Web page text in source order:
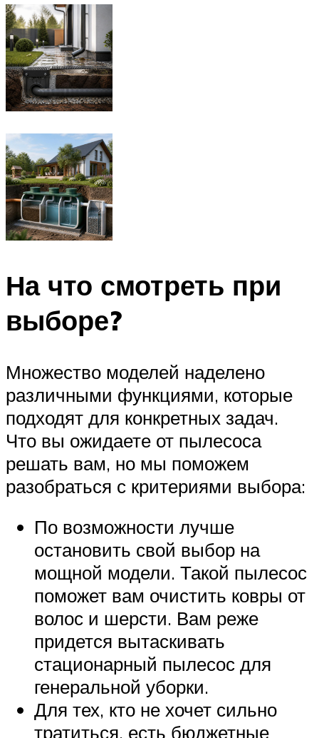
На что смотреть при
выборе?
Множество моделей наделено
различными функциями, которые
подходят для конкретных задач.
Что вы ожидаете от пылесоса
решать вам, но мы поможем
разобраться с критериями выбора:
По возможности лучше
остановить свой выбор на
мощной модели. Такой пылесос
поможет вам очистить ковры от
волос и шерсти. Вам реже
придется вытаскивать
стационарный пылесос для
генеральной уборки.
Для тех, кто не хочет сильно
тратиться, есть бюджетные